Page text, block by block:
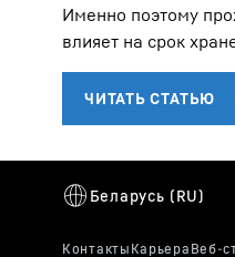
Именно поэтому
влияет на срок